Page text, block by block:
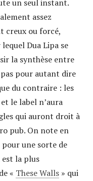
un seul instant.
assez
creux ou forcé,
Dua Lipa se
la synthèse entre
pas pour autant dire
du contraire : les
le label n’aura
qui auront droit à
pub. On note en
une sorte de
est la plus
« These Walls » qui